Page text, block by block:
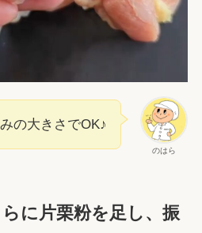
のはら
の大きさでOK♪
に片栗粉を足し、振